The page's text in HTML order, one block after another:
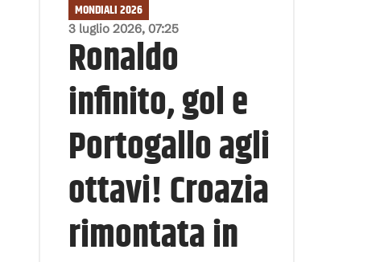
3 luglio 2026, 07:25
MONDIALI 2026
Ronaldo
infinito, gol e
Portogallo agli
ottavi! Croazia
rimontata in